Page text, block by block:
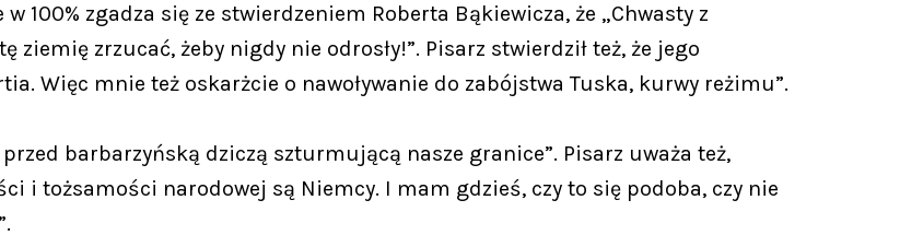
100% zgadza się ze stwierdzeniem Roberta Bąkiewicza, że „Chwasty z
zrzucać, żeby nigdy nie odrosły!”. Pisarz stwierdził też, że jego
Więc mnie też oskarżcie o nawoływanie do zabójstwa Tuska, kurwy reżimu”.
barbarzyńską dziczą szturmującą nasze granice”. Pisarz uważa też,
i tożsamości narodowej są Niemcy. I mam gdzieś, czy to się podoba, czy nie